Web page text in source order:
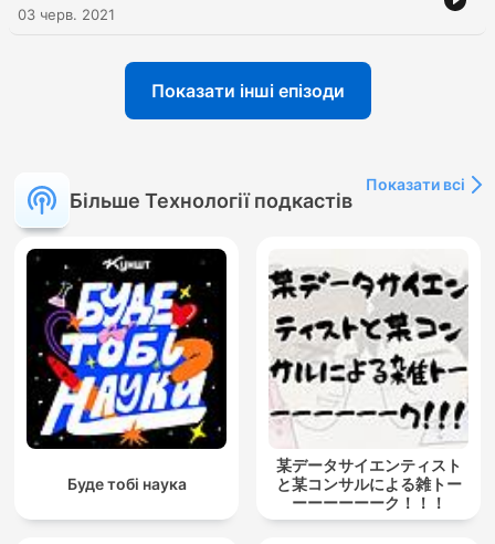
03 черв. 2021
Показати інші епізоди
Більше Технології подкастів
Показати всі
Буде тобі наука
某データサイエンティスト
と某コンサルによる雑トー
ーーーーーーク！！！